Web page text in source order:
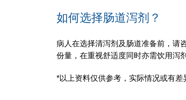
如何选择肠道泻剂？
病人在选择清泻剂及肠道准备前，请
份量，在重视舒适度同时亦需饮用泻
*以上资料仅供参考，实际情况或有差